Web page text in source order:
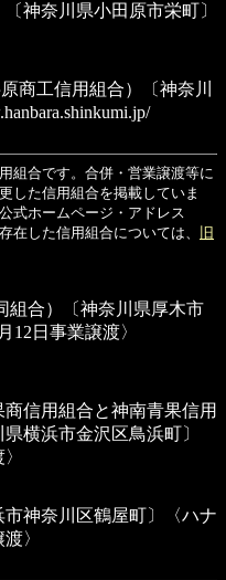
〔神奈川県小田原市栄町〕
商工信用組合）〔神奈川
組合です。合併・営業譲渡等に
した信用組合を掲載していま
式ホームページ・アドレス
在した信用組合については、
旧
組合）〔神奈川県厚木市
12日事業譲渡〉
商信用組合と神南青果信用
横浜市金沢区鳥浜町〕
市神奈川区鶴屋町〕〈ハナ
〉